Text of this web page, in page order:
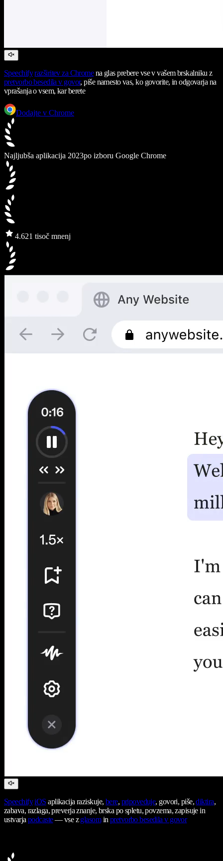
Speechify razširitev za Chromena glas prebere vse v vašem brskalniku z
pretvorbo besedila v govor, piše namesto vas, ko govorite, in odgovarja na
vprašanja o vsem, kar berete
Dodajte v Chrome
Najljubša aplikacija 2023po izboru Google Chrome
4.621 tisoč mnenj
Speechify iOS aplikacija raziskuje, bere, pripoveduje, govori, piše,diktira,
zabava, razlaga, preverja znanje, brska po spletu, povzema, zapisuje in
ustvarjapodcaste— vse zglasominpretvorbo besedila v govor